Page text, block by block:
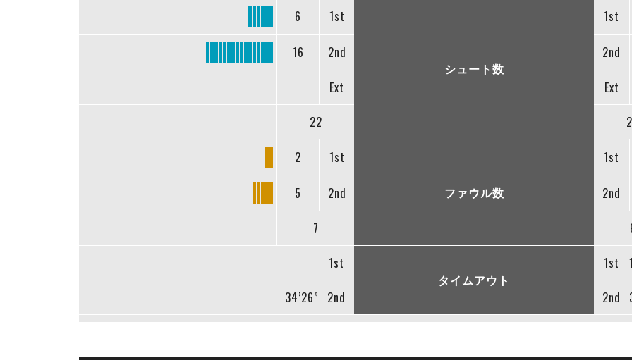
6 1st
シュート数
1st
16 2nd 2nd
Ext Ext
22
2 1st
ファウル数
1st
5 2nd 2nd
7
1st
タイムアウト
1st
34’26” 2nd 2nd